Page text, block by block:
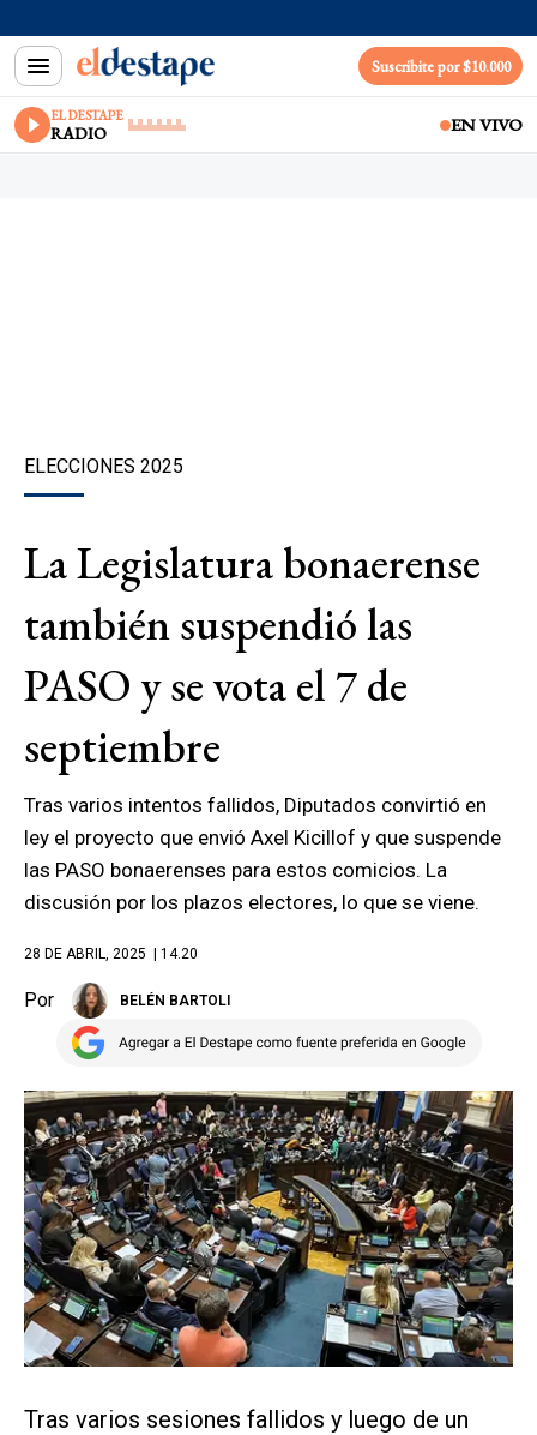
Suscribite por $10.000
EL DESTAPE
RADIO EN VIVO
ELECCIONES 2025
La Legislatura bonaerense
también suspendió las
PASO y se vota el 7 de
septiembre
Tras varios intentos fallidos, Diputados convirtió en
ley el proyecto que envió Axel Kicillof y que suspende
las PASO bonaerenses para estos comicios. La
discusión por los plazos electores, lo que se viene.
28 DE ABRIL, 2025 | 14.20
Por BELÉN BARTOLI
Tras varios sesiones fallidos y luego de un